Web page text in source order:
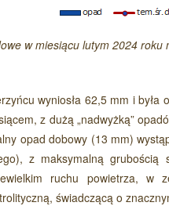
w miesiącu lutym 2024
wyniosła 62,5 mm i
z dużą „nadwyżką”
opad dobowy (13 mm)
z maksymalną grubością
ruchu powietrza, w
świadczącą o